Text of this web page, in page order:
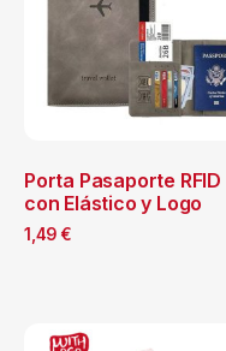
Porta Pasaporte RFID
con Elástico y Logo
1,49 €